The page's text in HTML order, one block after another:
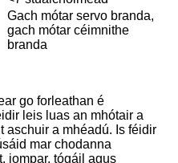
Gach mótar servo branda,
gach mótar céimnithe
branda
go forleathan é
leis luas an mhótair a
aschuir a mhéadú. Is féidir
mar chodanna
iompar, tógáil agus